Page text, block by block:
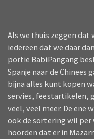
Als we thuis zeggen dat
iedereen dat we daar
portie BabiPangang
Spanje naar de Chinees
bijna alles kunt kopen
servies, feestartikelen,
veel, veel meer. De ene
ook de sortering wil per
hoorden dat er in